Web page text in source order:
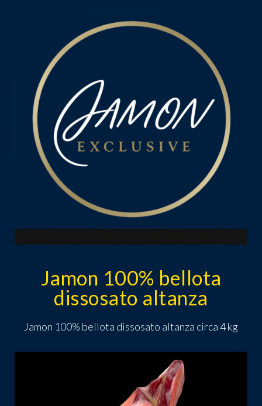
Jamon 100% bellota
dissosato altanza
Jamon 100% bellota dissosato altanza circa 4 kg